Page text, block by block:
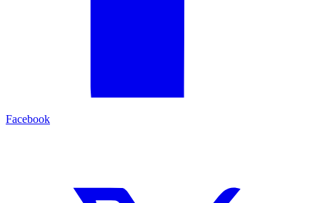
Facebook